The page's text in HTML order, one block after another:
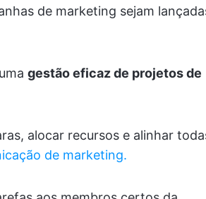
de marketing sejam
gestão eficaz de projetos de
alocar recursos e alinhar
de marketing.